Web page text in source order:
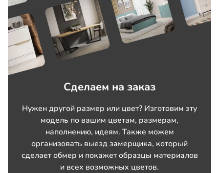
Сделаем на заказ
Нужен другой размер или цвет? Изготовим эту
модель по вашим цветам, размерам,
наполнению, идеям. Также можем
организовать выезд замерщика, который
сделает обмер и покажет образцы материалов
и всех возможных цветов.